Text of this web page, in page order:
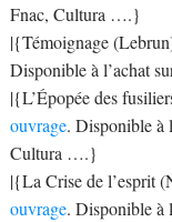
Fnac, Cultura ….}
|{Témoignage
Disponible à l’achat
|{L’Épopée des
ouvrage. Disponible à
Cultura ….}
|{La Crise de l’esprit
ouvrage. Disponible à